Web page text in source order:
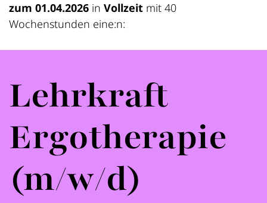
Lehrkraft
Ergotherapie
(m/w/d)
zum 01.04.2026 in Vollzeit mit 40
Wochenstunden eine:n: